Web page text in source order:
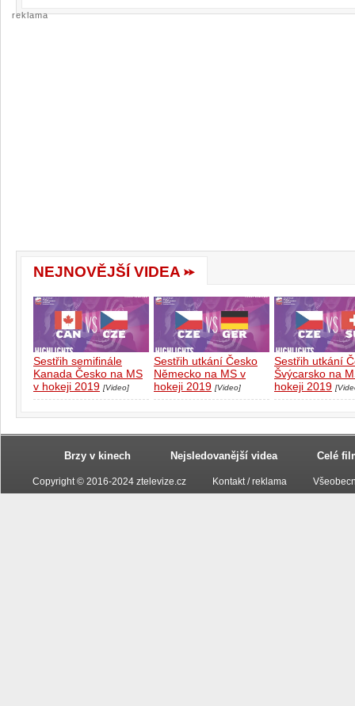
reklama
NEJNOVĚJŠÍ VIDEA
Sestřih semifinále
Kanada Česko na MS
v hokeji 2019 [Video]
Sestřih utkání Česko
Německo na MS v
hokeji 2019 [Video]
Sestřih utkání
Švýcarsko na
hokeji 2019
Brzy v kinech Nejsledovanější videa Celé
Copyright © 2016-2024 ztelevize.cz Kontakt / reklama